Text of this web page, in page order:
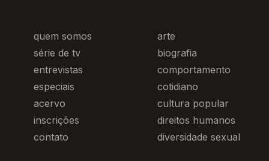
quem somos
série de tv
entrevistas
especiais
acervo
inscrições
contato
arte
biografia
comportamento
cotidiano
cultura popular
direitos humanos
diversidade sexual